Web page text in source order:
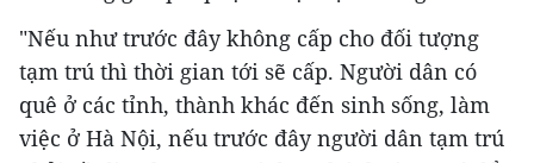
"Nếu như trước đây không cấp cho đối tượng
tạm trú thì thời gian tới sẽ cấp. Người dân có
quê ở các tỉnh, thành khác đến sinh sống, làm
việc ở Hà Nội, nếu trước đây người dân tạm trú